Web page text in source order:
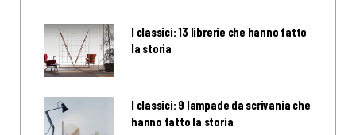
I classici: 13 librerie che hanno fatto
la storia
I classici: 9 lampade da scrivania che
hanno fatto la storia